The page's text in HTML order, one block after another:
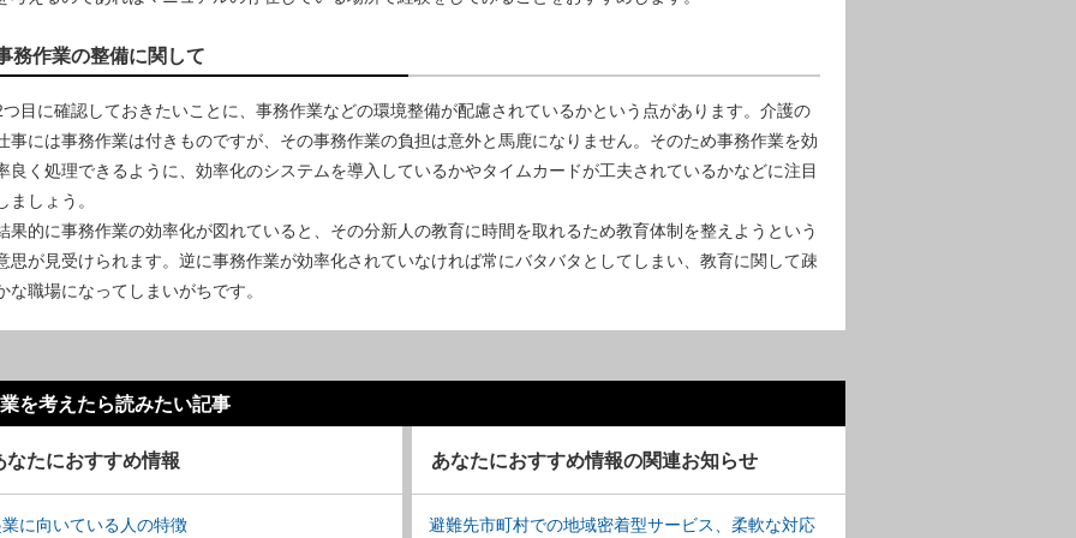
務作業の整備に関して
目に確認しておきたいことに、事務作業などの環境整備が配慮されているかという点があります。介護の
事には事務作業は付きものですが、その事務作業の負担は意外と馬鹿になりません。そのため事務作業を効
良く処理できるように、効率化のシステムを導入しているかやタイムカードが工夫されているかなどに注目
ましょう。
果的に事務作業の効率化が図れていると、その分新人の教育に時間を取れるため教育体制を整えようという
思が見受けられます。逆に事務作業が効率化されていなければ常にバタバタとしてしまい、教育に関して疎
な職場になってしまいがちです。
を考えたら読みたい記事
なたにおすすめ情報
に向いている人の特徴
あなたにおすすめ情報の関連お知らせ
避難先市町村での地域密着型サービス、柔軟な対応